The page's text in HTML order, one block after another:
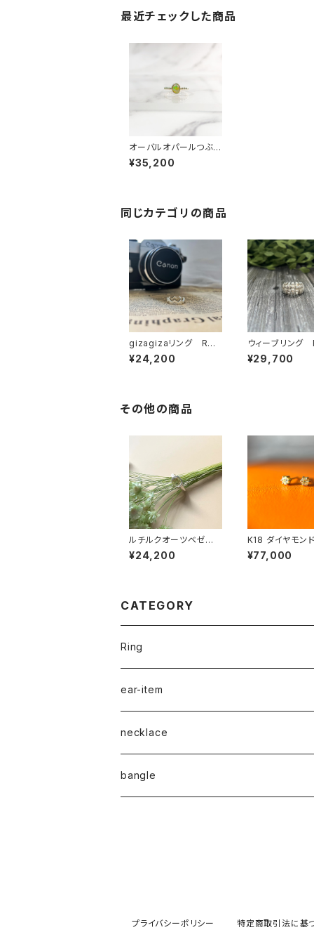
最近チェックした商品
オーバルオパールつぶつ
ぶアームリング RG22-
181
¥35,200
同じカテゴリの商品
gizagizaリング RG2
5-261
¥24,200
ウィーブリング
-222
¥29,700
その他の商品
ルチルクオーツベゼル
セッティングリング RG2
4-245
¥24,200
K18 ダイヤモン
PE23-070
¥77,000
CATEGORY
Ring
naturalstone-ring
plain-ring
ear-item
pierced earrings
earcuff
necklace
pearl
bangle
プライバシーポリシー 特定商取引法に基